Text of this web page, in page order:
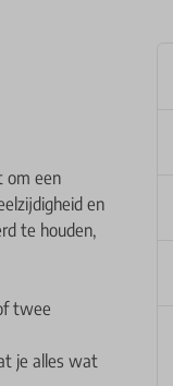
om een
en
te houden,
twee
je alles wat